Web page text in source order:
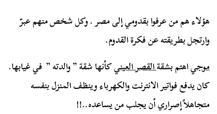
هؤلاء هم من عرفوا بقدومي إلى مصر . وكل شخص منهم عبرّ
وارتجل بطريقته عن فكرة القدوم.
موجياهتم بشقةالقصر العينيكأنها شقة ” والدته ” في غيابها.
كان يدفع فواتير الانترنت والكهرباء وينظف المنزل بنفسه
متجاهلاً إصراري أن يجلب من يساعده..!!